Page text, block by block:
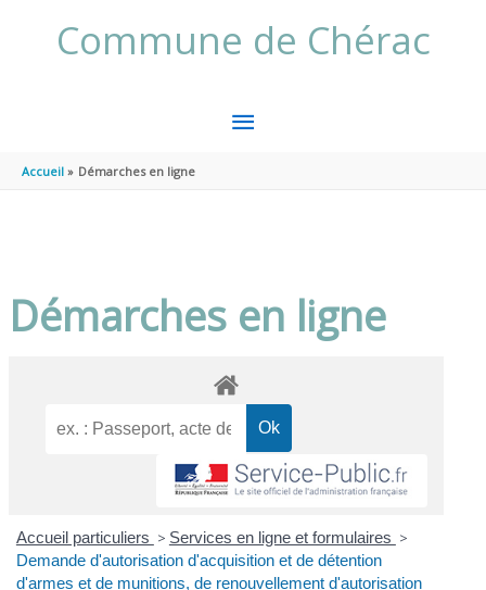
Commune de Chérac
MENU
Accueil Démarches en ligne
Démarches en ligne
Accueil particuliers > Services en ligne et formulaires >
Demande d'autorisation d'acquisition et de détention
d'armes et de munitions, de renouvellement d'autorisation